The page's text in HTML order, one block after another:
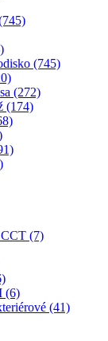
(745)
(272)
(174)
(7)
(6)
(41)